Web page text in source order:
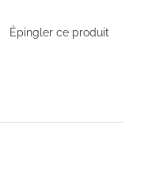
Épingler ce produit